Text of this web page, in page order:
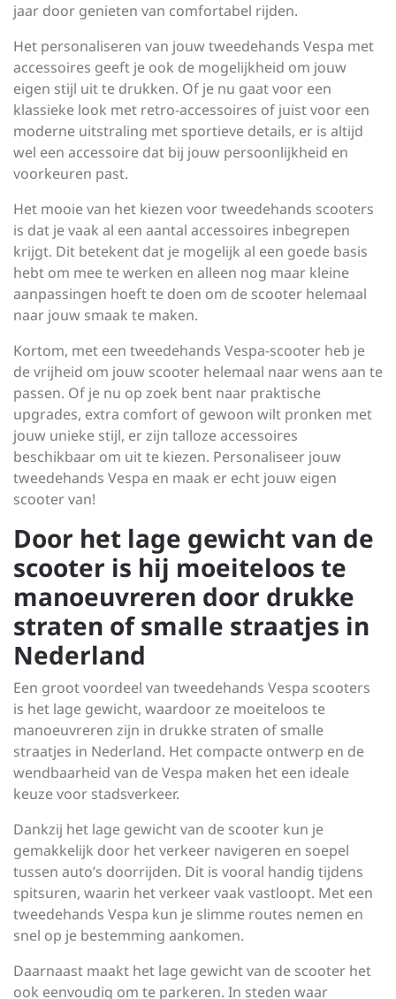
jaar door genieten van comfortabel rijden.
Het personaliseren van jouw tweedehands Vespa met
accessoires geeft je ook de mogelijkheid om jouw
eigen stijl uit te drukken. Of je nu gaat voor een
klassieke look met retro-accessoires of juist voor een
moderne uitstraling met sportieve details, er is altijd
wel een accessoire dat bij jouw persoonlijkheid en
voorkeuren past.
Het mooie van het kiezen voor tweedehands scooters
is dat je vaak al een aantal accessoires inbegrepen
krijgt. Dit betekent dat je mogelijk al een goede basis
hebt om mee te werken en alleen nog maar kleine
aanpassingen hoeft te doen om de scooter helemaal
naar jouw smaak te maken.
Kortom, met een tweedehands Vespa-scooter heb je
de vrijheid om jouw scooter helemaal naar wens aan te
passen. Of je nu op zoek bent naar praktische
upgrades, extra comfort of gewoon wilt pronken met
jouw unieke stijl, er zijn talloze accessoires
beschikbaar om uit te kiezen. Personaliseer jouw
tweedehands Vespa en maak er echt jouw eigen
scooter van!
Door het lage gewicht van de
scooter is hij moeiteloos te
manoeuvreren door drukke
straten of smalle straatjes in
Nederland
Een groot voordeel van tweedehands Vespa scooters
is het lage gewicht, waardoor ze moeiteloos te
manoeuvreren zijn in drukke straten of smalle
straatjes in Nederland. Het compacte ontwerp en de
wendbaarheid van de Vespa maken het een ideale
keuze voor stadsverkeer.
Dankzij het lage gewicht van de scooter kun je
gemakkelijk door het verkeer navigeren en soepel
tussen auto’s doorrijden. Dit is vooral handig tijdens
spitsuren, waarin het verkeer vaak vastloopt. Met een
tweedehands Vespa kun je slimme routes nemen en
snel op je bestemming aankomen.
Daarnaast maakt het lage gewicht van de scooter het
ook eenvoudig om te parkeren. In steden waar